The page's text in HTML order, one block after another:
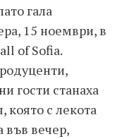
гала
15 ноември, в
of Sofia.
гости станаха
която с лекота
във вечер,